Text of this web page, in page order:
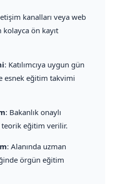
kanalları veya web
ön kayıt
: Katılımcıya uygun gün
esnek eğitim takvimi
: Bakanlık onaylı
eğitim verilir.
: Alanında uzman
örgün eğitim